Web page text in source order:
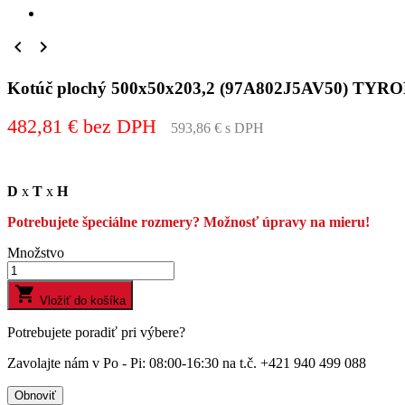
 
Kotúč plochý 500x50x203,2 (97A802J5AV50)
482,81 € bez DPH 593,86 € s DPH
D x T x H
Potrebujete špeciálne rozmery? Možnosť úpravy na mieru!
Množstvo
 Vložiť do košíka
Potrebujete poradiť pri výbere?
Zavolajte nám v Po - Pi: 08:00-16:30 na t.č. +421 940 499 088